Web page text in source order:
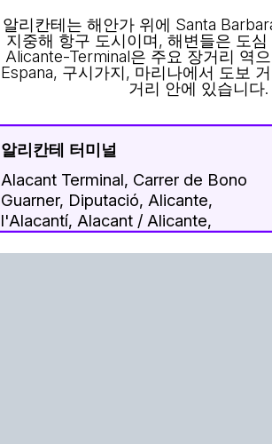
알리칸테는 해안가 위에 Santa
지중해 항구 도시이며, 해변들은 도
Alicante-Terminal은 주요 장거리 역
Espana, 구시가지, 마리나에서 도보
거리 안에 있습니다.
알리칸테 터미널
Alacant Terminal, Carrer de Bono
Guarner, Diputació, Alicante,
l'Alacantí, Alacant / Alicante,